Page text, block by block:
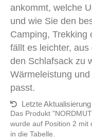
ankommt, welche
und wie Sie den
Camping, Trekking
fällt es leichter,
den Schlafsack zu
Wärmeleistung
passt.
Letzte
Das Produkt
wurde auf Position 2 mit
in die Tabelle.